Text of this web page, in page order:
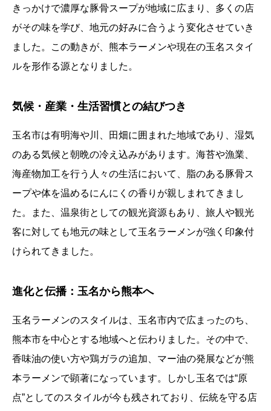
きっかけで濃厚な豚骨スープが地域に広まり、多くの店
がその味を学び、地元の好みに合うよう変化させていき
ました。この動きが、熊本ラーメンや現在の玉名スタイ
ルを形作る源となりました。
気候・産業・生活習慣との結びつき
玉名市は有明海や川、田畑に囲まれた地域であり、湿気
のある気候と朝晩の冷え込みがあります。海苔や漁業、
海産物加工を行う人々の生活において、脂のある豚骨ス
ープや体を温めるにんにくの香りが親しまれてきまし
た。また、温泉街としての観光資源もあり、旅人や観光
客に対しても地元の味として玉名ラーメンが強く印象付
けられてきました。
進化と伝播：玉名から熊本へ
玉名ラーメンのスタイルは、玉名市内で広まったのち、
熊本市を中心とする地域へと伝わりました。その中で、
香味油の使い方や鶏ガラの追加、マー油の発展などが熊
本ラーメンで顕著になっています。しかし玉名では“原
点”としてのスタイルが今も残されており、伝統を守る店